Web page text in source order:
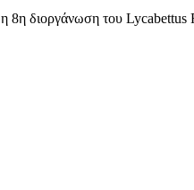
διοργάνωση του Lycabettus